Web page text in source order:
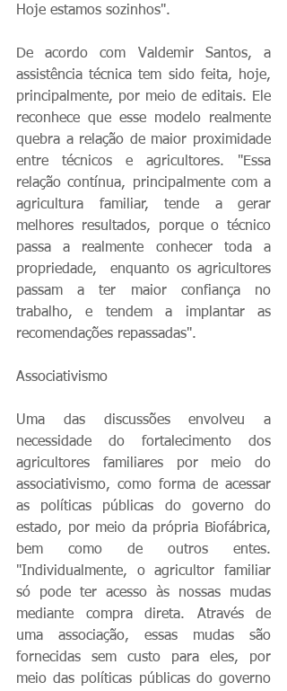
Hoje estamos sozinhos".
De acordo com Valdemir Santos, a
assistência técnica tem sido feita, hoje,
principalmente, por meio de editais. Ele
reconhece que esse modelo realmente
quebra a relação de maior proximidade
entre técnicos e agricultores. "Essa
relação contínua, principalmente com a
agricultura familiar, tende a gerar
melhores resultados, porque o técnico
passa a realmente conhecer toda a
propriedade,  enquanto os agricultores
passam a ter maior confiança no
trabalho, e tendem a implantar as
recomendações repassadas".
Associativismo
Uma das discussões envolveu a
necessidade do fortalecimento dos
agricultores familiares por meio do
associativismo, como forma de acessar
as políticas públicas do governo do
estado, por meio da própria Biofábrica,
bem como de outros entes.
"Individualmente, o agricultor familiar
só pode ter acesso às nossas mudas
mediante compra direta. Através de
uma associação, essas mudas são
fornecidas sem custo para eles, por
meio das políticas públicas do governo